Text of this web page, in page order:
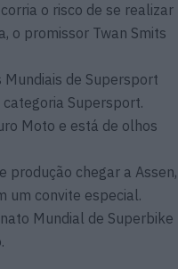
o risco de se realizar
o promissor Twan Smits
de Supersport
Supersport.
Moto e está de olhos
produção chegar a Assen,
um convite especial.
Mundial de Superbike